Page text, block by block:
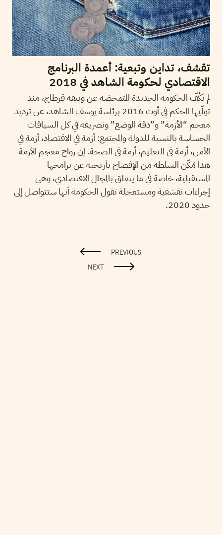
تقشف، تداين وتبعية: أعمدة البرنامج
الاقتصادي لحكومة الشاهد في 2018
لم تَكُفّ الحكومة الجديدة المتمخضة عن وثيقة قرطاج، منذ
تولّيها الحكم في أوت 2016 برئاسة يوسف الشاهد، عن ترديد
معجم “الأزمة” و”دقة الوضع” وتصريفه في كل السياقات
الحساسة بالنسبة للدولة والمجتمع: أزمة في الاقتصاد، أزمة في
الأمن، أزمة في التعليم، أزمة في الصحة. إن رواج معجم الأزمة
هذا مَكّن السلطة من الإفصاح بأريحية عن برامجها
المستقبلية، خاصة في ما يتعلق بالمجال الاقتصادي، وهي
إجراءات تقشفية ومستعجلة تقول الحكومة أنها ستتواصل إلى
حدود 2020.
PREVIOUS
NEXT